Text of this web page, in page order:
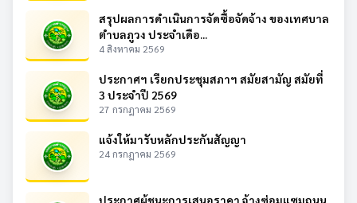
สรุปผลการดำเนินการจัดซื้อจัดจ้าง ของเทศบาล
ตำบลภูวง ประจำเดือ...
4 สิงหาคม 2569
ประกาศฯ เรียกประชุมสภาฯ สมัยสามัญ สมัยที่
3 ประจำปี 2569
27 กรกฎาคม 2569
แจ้งให้มารับหลักประกันสัญญา
24 กรกฎาคม 2569
ประกาศผู้ชนะการเสนอราคา จ้างซ่อมแซมถนน